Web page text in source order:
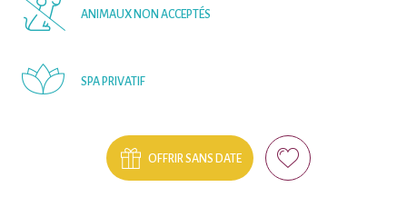
ANIMAUX NON ACCEPTÉS
SPA PRIVATIF
OFFRIR SANS DATE